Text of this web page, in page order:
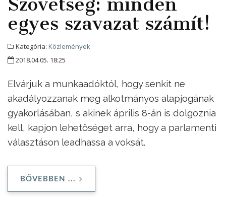
egyes szavazat számít!
Kategória: Közlemények
2018.04.05. 18:25
Elvárjuk a munkaadóktól, hogy senkit ne
akadályozzanak meg alkotmányos alapjogának
gyakorlásában, s akinek április 8-án is dolgoznia
kell, kapjon lehetőséget arra, hogy a parlamenti
választáson leadhassa a voksát.
BŐVEBBEN ...